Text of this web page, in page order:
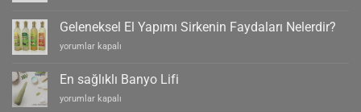
saç
boyası
daha
için
Geleneksel El Yapımı Sirkenin Faydaları Nelerdir?
Geleneksel
Yapımı
Sirkenin
Faydaları
yorumlar kapalı
En sağlıklı Banyo Lifi
En
yorumlar kapalı